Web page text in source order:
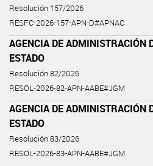
Resolución 157/2026
RESFC-2026-157-APN-D#APNAC
AGENCIA DE ADMINISTRACIÓN
ESTADO
Resolución 82/2026
RESOL-2026-82-APN-AABE#JGM
AGENCIA DE ADMINISTRACIÓN
ESTADO
Resolución 83/2026
RESOL-2026-83-APN-AABE#JGM